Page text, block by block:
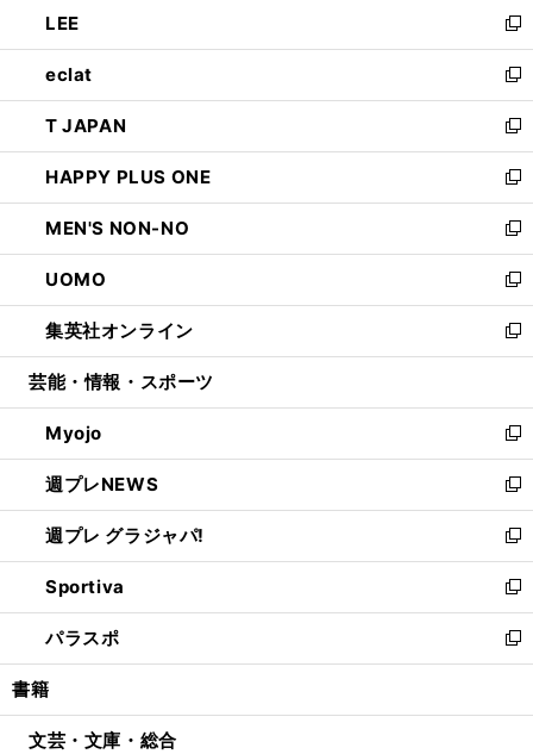
く
で
開
く
ド
ウ
で
開
く
ィ
ン
ド
ウ
で
開
く
い
ウ
ィ
ン
ド
ウ
で
開
く
LEE
新
し
い
ウ
ィ
ン
ド
ウ
で
開
く
eclat
新
し
い
ウ
ィ
ン
ド
ウ
で
開
く
T JAPAN
新
し
い
ウ
ィ
ン
ド
ウ
で
開
HAPPY PLUS ONE
新
し
い
ウ
ィ
ン
ド
ウ
開
く
MEN'S NON-NO
新
し
い
ウ
ィ
ン
ウ
で
開
く
UOMO
新
し
い
ウ
ン
ド
ウ
で
開
く
集英社オンライン
新
し
ウ
ィ
ン
ド
ウ
で
開
く
芸能・情報・スポーツ
Myojo
新
し
い
ウ
ィ
ン
ド
ウ
で
開
週プレNEWS
新
し
い
ウ
ィ
ン
ド
ウ
開
週プレ グラジャパ!
新
し
い
ウ
ィ
ン
ウ
Sportiva
新
し
い
ウ
ン
パラスポ
新
し
ウ
書籍
文芸・文庫・総合